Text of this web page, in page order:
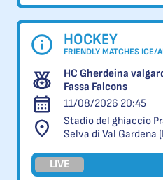
HOCKEY
FRIENDLY MATCHES ICE/
HC Gherdeina
Fassa Falcons
11/08/2026 20:45
Stadio del ghiaccio
Selva di Val Gardena
LIVE